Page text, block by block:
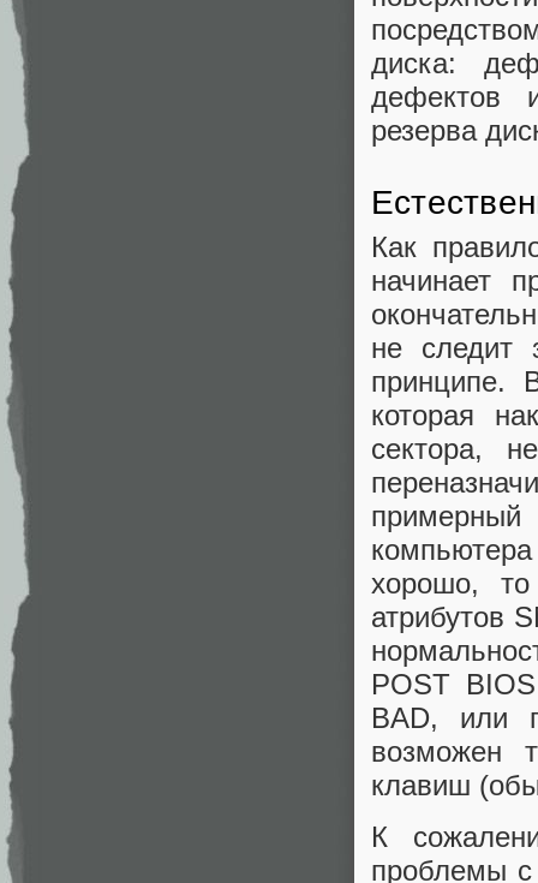
диска:
дефектов
резерва
Как
начинает
не следит
принципе.
которая
сектора,
хорошо, то
атрибутов
POST
BAD, или
возможен
клавиш
К
проблемы с